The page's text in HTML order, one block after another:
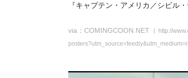
『キャプテン・アメリカ／シビル
via：COMINGCOON.NET（ http://